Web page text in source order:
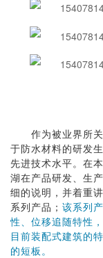
作为被业界所
于防水材料的研发
先进技术水平。在
湖在产品研发、生
细的说明，并着重
系列产品； 该系列
性、位移追随特性
目前装配式建筑的
的短板。